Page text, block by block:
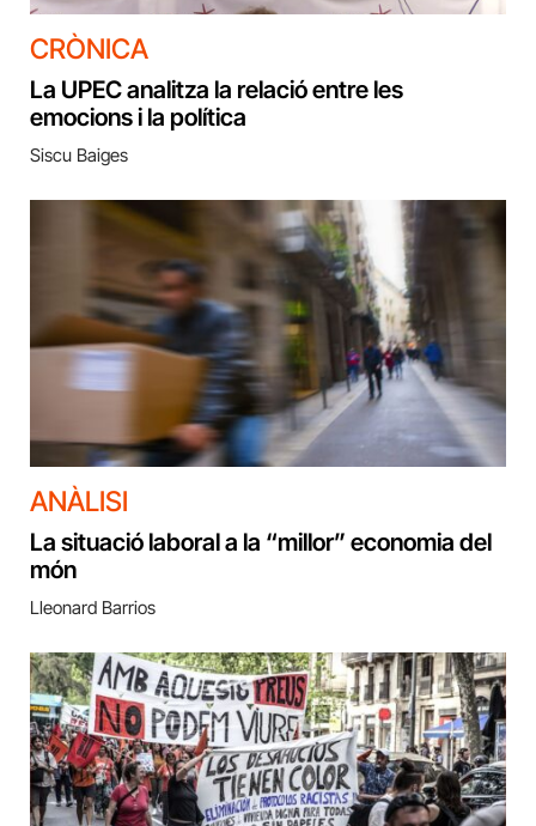
CRÒNICA
La UPEC analitza la relació entre les
emocions i la política
Siscu Baiges
ANÀLISI
La situació laboral a la “millor” economia del
món
Lleonard Barrios